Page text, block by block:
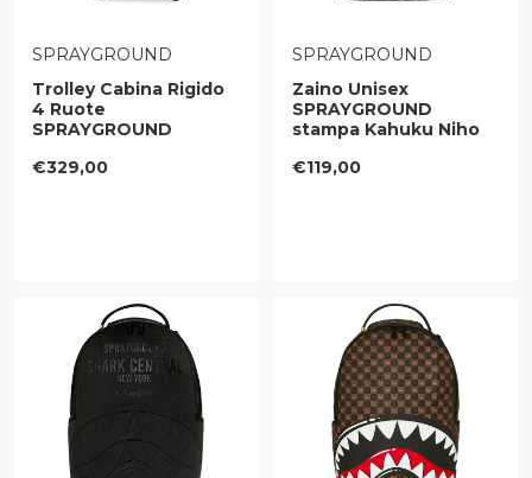
VENDITORE:
SPRAYGROUND
Trolley Cabina Rigido
4 Ruote
SPRAYGROUND
WTF Bubbly Black
Prezzo regolare
€329,00
VENDITORE:
SPRAYGROUND
Zaino Unisex
SPRAYGROUND
stampa Kahuku Niho
Prezzo regolare
€119,00